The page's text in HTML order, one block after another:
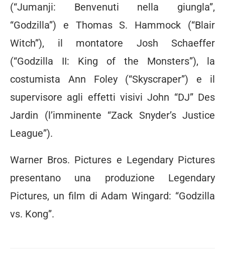
(“Jumanji: Benvenuti nella giungla”,
“Godzilla”) e Thomas S. Hammock (“Blair
Witch”), il montatore Josh Schaeffer
(“Godzilla II: King of the Monsters”), la
costumista Ann Foley (“Skyscraper”) e il
supervisore agli effetti visivi John “DJ” Des
Jardin (l’imminente “Zack Snyder’s Justice
League”).
Warner Bros. Pictures e Legendary Pictures
presentano una produzione Legendary
Pictures, un film di Adam Wingard: “Godzilla
vs. Kong”.